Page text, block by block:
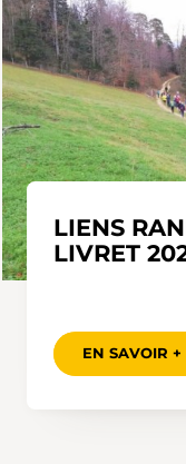
LIENS
LIVRET
EN SAVOIR +